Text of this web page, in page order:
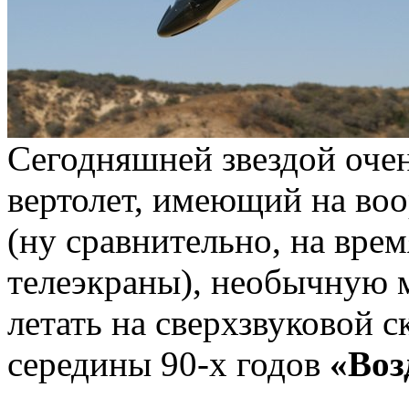
Сегодняшней звездой
вертолет, имеющий на
(ну сравнительно, на
телеэкраны), необычную
летать на сверхзвуковой
середины 90-х годов